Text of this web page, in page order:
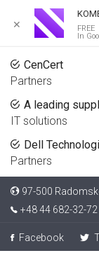
CenCert
Partners
A leading
IT solutions
Dell
Partners
97-500
+48 44 682-32-72
Facebook
✕
FREE
In